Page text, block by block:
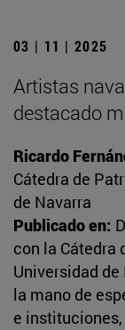
03 | 11 | 2025
Artistas
destacado
Ricardo
Cátedra de
de Navarra
Publicado en:
con la Cátedra
Universidad
la mano de
e